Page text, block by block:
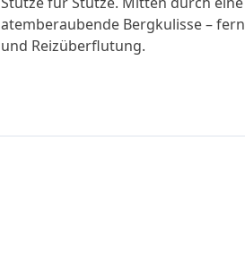
atemberaubende Bergkulisse –
und Reizüberflutung.